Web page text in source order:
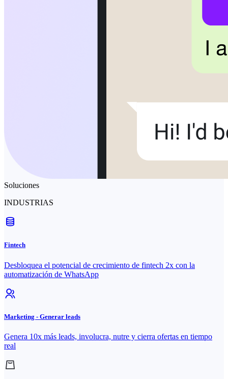
Soluciones
INDUSTRIAS
Fintech
Desbloquea el potencial de crecimiento de fintech 2x con la
automatización de WhatsApp
Marketing - Generar leads
Genera 10x más leads, involucra, nutre y cierra ofertas en tiempo
real